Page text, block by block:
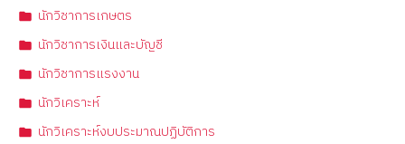
นักวิชาการเกษตร
นักวิชาการเงินและบัญชี
นักวิชาการแรงงาน
นักวิเคราะห์
นักวิเคราะห์งบประมาณปฏิบัติการ